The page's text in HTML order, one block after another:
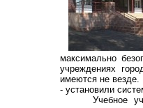
максимально
учреждениях
имеются не везде.
- установили
Учебное